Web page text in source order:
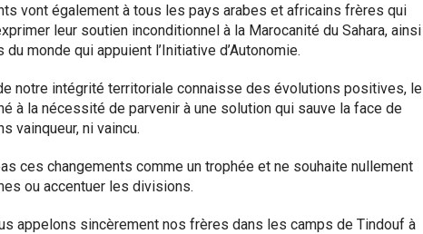
vont également à tous les pays arabes et africains frères qui
leur soutien inconditionnel à la Marocanité du Sahara, ainsi
monde qui appuient l’Initiative d’Autonomie.
notre intégrité territoriale connaisse des évolutions positives, le
à la nécessité de parvenir à une solution qui sauve la face de
vainqueur, ni vaincu.
ces changements comme un trophée et ne souhaite nullement
ou accentuer les divisions.
appelons sincèrement nos frères dans les camps de Tindouf à